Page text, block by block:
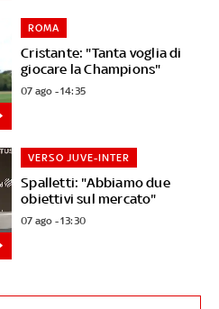
Cristante: "Tanta voglia di
giocare la Champions"
ROMA
07 ago - 14:35
Spalletti: "Abbiamo due
obiettivi sul mercato"
VERSO JUVE-INTER
07 ago - 13:30